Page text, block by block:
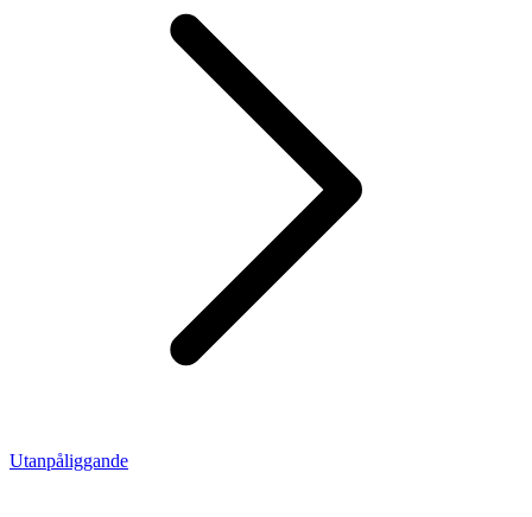
Utanpåliggande